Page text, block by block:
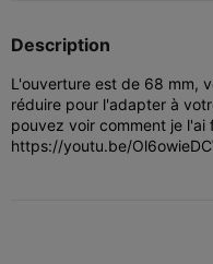
Description
L'ouverture est de 68 mm,
réduire pour l'adapter à
pouvez voir comment je l'ai
https://youtu.be/